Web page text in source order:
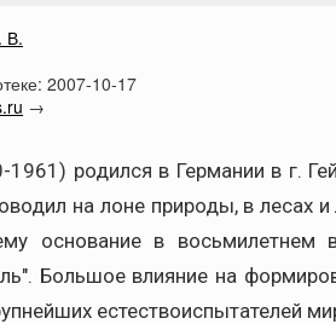
В.
2007-10-17
→
1961) родился в Германии в г.
на лоне природы, в лесах
основание в восьмилетнем
Большое влияние на
естествоиспытателей